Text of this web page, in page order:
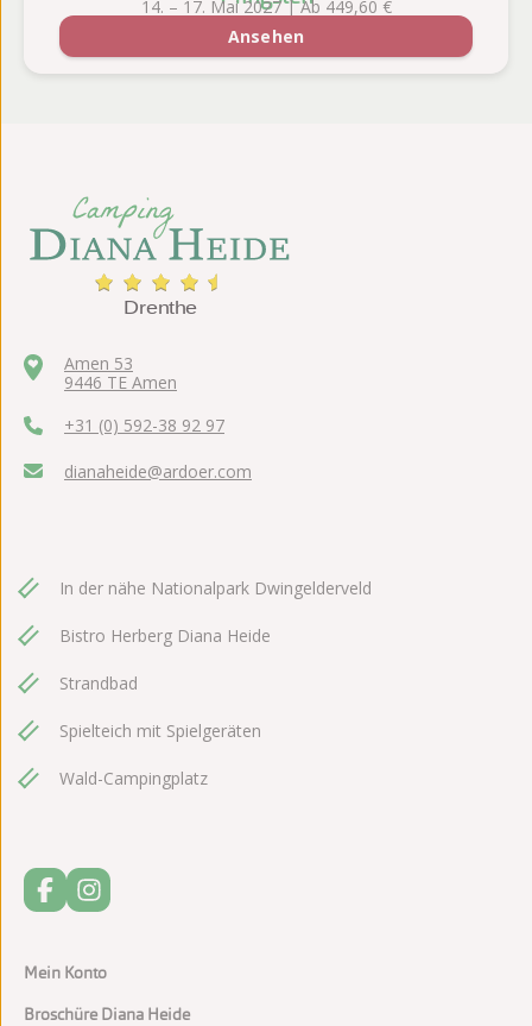
14. – 17. Mai 2027 | Ab 449,60 €
Ansehen
Amen 53
9446 TE Amen
+31 (0) 592-38 92 97
dianaheide@ardoer.com
In der nähe Nationalpark Dwingelderveld
Bistro Herberg Diana Heide
Strandbad
Spielteich mit Spielgeräten
Wald-Campingplatz
Mein Konto
Broschüre Diana Heide